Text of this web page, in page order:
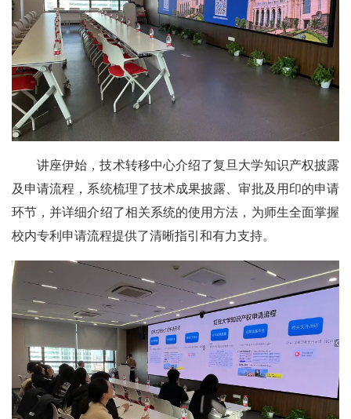
讲座伊始，技术转移中心介绍了复旦大学知识产权披露
及申请流程，系统梳理了技术成果披露、审批及用印的申请
环节，并详细介绍了相关系统的使用方法，为师生全面掌握
校内专利申请流程提供了清晰指引和有力支持。